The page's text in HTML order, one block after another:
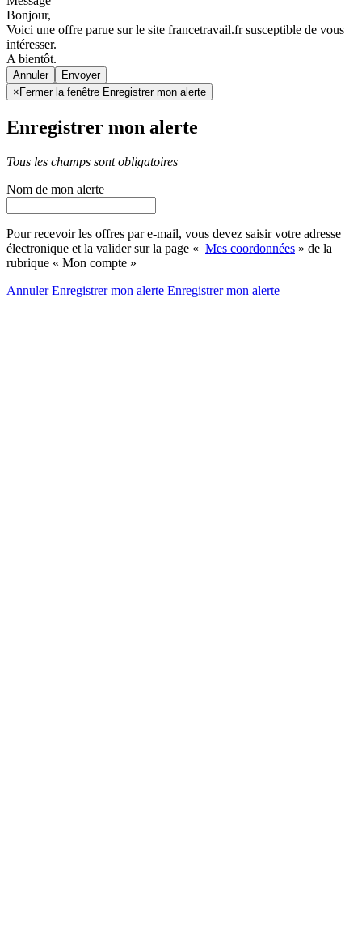
Bonjour,
Voici une offre parue sur le site francetravail.fr susceptible de vous
intéresser.
A bientôt.
Annuler
× Fermer la fenêtre Enregistrer mon alerte
Enregistrer mon alerte
Tous les champs sont obligatoires
Nom de mon alerte
Pour recevoir les offres par e-mail, vous devez saisir votre adresse
électronique et la valider sur la page « Mes coordonnées » de la
rubrique « Mon compte »
AnnulerEnregistrer mon alerte Enregistrermon alerte